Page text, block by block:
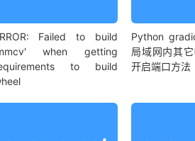
Failed to build
when getting
to build
Python
局域网内其
开启端口方法